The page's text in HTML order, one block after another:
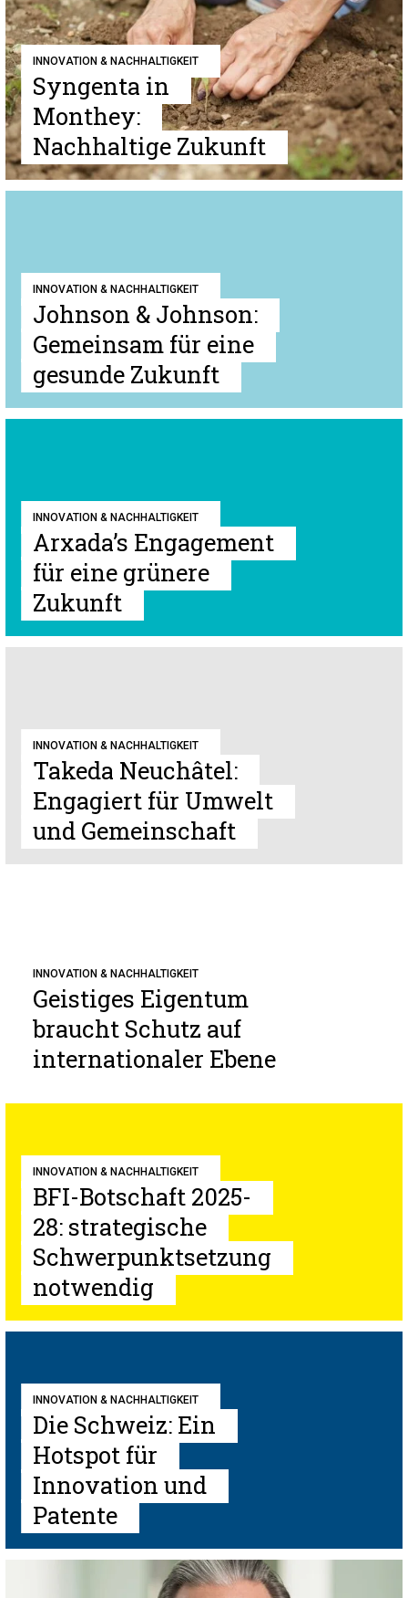
INNOVATION & NACHHALTIGKEIT
Syngenta in
Monthey:
Nachhaltige Zukunft
INNOVATION & NACHHALTIGKEIT
Johnson & Johnson:
Gemeinsam für eine
gesunde Zukunft
INNOVATION & NACHHALTIGKEIT
Arxada’s Engagement
für eine grünere
Zukunft
INNOVATION & NACHHALTIGKEIT
Takeda Neuchâtel:
Engagiert für Umwelt
und Gemeinschaft
INNOVATION & NACHHALTIGKEIT
Geistiges Eigentum
braucht Schutz auf
internationaler Ebene
INNOVATION & NACHHALTIGKEIT
BFI-Botschaft 2025-
28: strategische
Schwerpunktsetzung
notwendig
INNOVATION & NACHHALTIGKEIT
Die Schweiz: Ein
Hotspot für
Innovation und
Patente